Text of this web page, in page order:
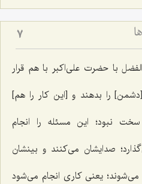
7
با حضرت علی‌اکبر با هم قرار
را بدهند و [این کار را هم]
نبود؛ این مسئله را انجام
صدایشان می‌کنند و بینشان
می‌شوند؛ یعنی کاری انجام می‌شود